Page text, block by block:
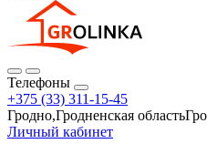
Телефоны
+375 (33) 311-15-45
Гродно,Гродненская
Личный кабинет